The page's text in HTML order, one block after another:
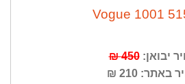
Vogue 1001
יבואן:450 ₪
באתר: 210 ₪